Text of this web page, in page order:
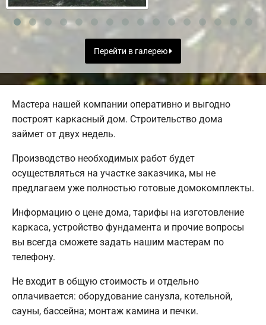
Перейти в галерею
Мастера нашей компании оперативно и выгодно
построят каркасный дом. Строительство дома
займет от двух недель.
Производство необходимых работ будет
осуществляться на участке заказчика, мы не
предлагаем уже полностью готовые домокомплекты.
Информацию о цене дома, тарифы на изготовление
каркаса, устройство фундамента и прочие вопросы
вы всегда сможете задать нашим мастерам по
телефону.
Не входит в общую стоимость и отдельно
оплачивается: оборудование санузла, котельной,
сауны, бассейна; монтаж камина и печки.